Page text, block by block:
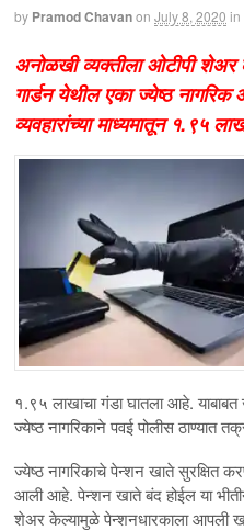
by Pramod Chavanon July 8, 2020 in
अनोळखी व्यक्तीला ओटीपी शेअर
गार्डन येथील एका ज्येष्ठ
व्यवहारांच्या माध्यमातून १.९५
१.९५ लाखाचा गंडा घातला आहे. याबाबत
ज्येष्ठ नागरिकाने पवई पोलीस ठाण्यात
ज्येष्ठ नागरिकाचे पेन्शन खाते सुरक्षित
आली आहे. पेन्शन खाते बंद होईल या
शेअर केल्यामुळे पेन्शनधारकाला आपली